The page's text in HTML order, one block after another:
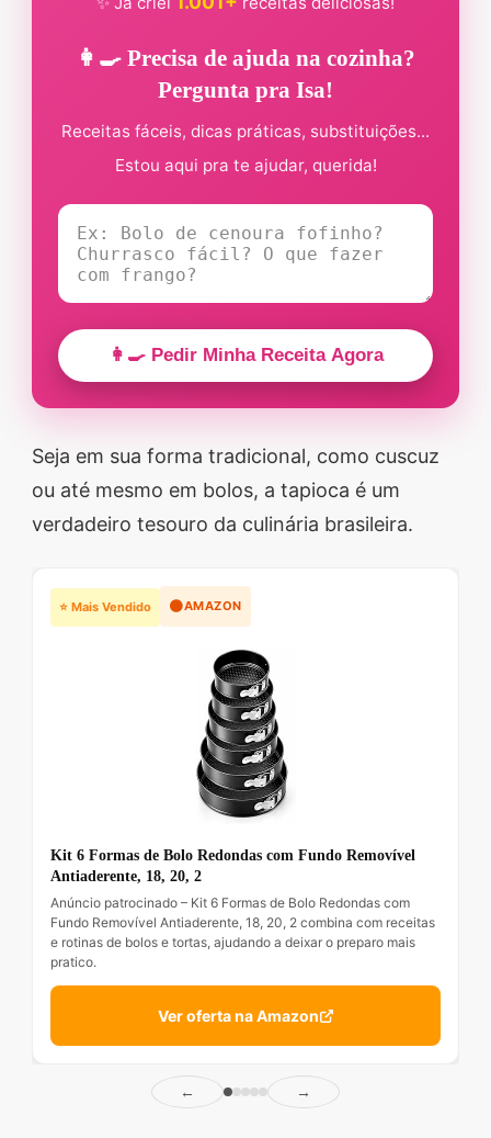
👩‍🍳 Precisa de ajuda na cozinha?
Pergunta pra Isa!
Receitas fáceis, dicas práticas, substituições...
Estou aqui pra te ajudar, querida!
👩‍🍳 Pedir Minha Receita Agora
Seja em sua forma tradicional, como cuscuz
ou até mesmo em bolos, a tapioca é um
verdadeiro tesouro da culinária brasileira.
⭐ Mais Vendido 🟠AMAZON
Kit 6 Formas de Bolo Redondas com Fundo Removível
Antiaderente, 18, 20, 2
Anúncio patrocinado – Kit 6 Formas de Bolo Redondas com
Fundo Removível Antiaderente, 18, 20, 2 combina com receitas
e rotinas de bolos e tortas, ajudando a deixar o preparo mais
pratico.
Ver oferta na Amazon
← →